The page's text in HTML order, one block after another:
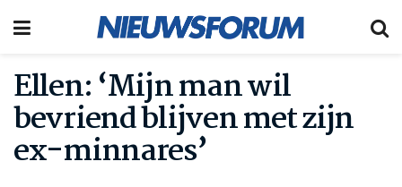
Ellen: ‘Mijn man wil
bevriend blijven met zijn
ex-minnares’